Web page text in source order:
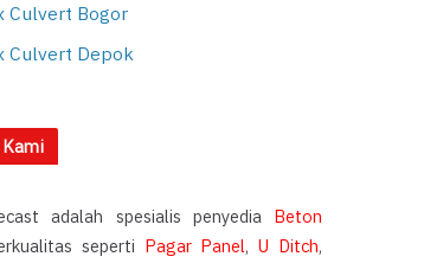
Culvert Bogor
Culvert Depok
adalah spesialis penyedia Beton
seperti Pagar Panel,U Ditch,